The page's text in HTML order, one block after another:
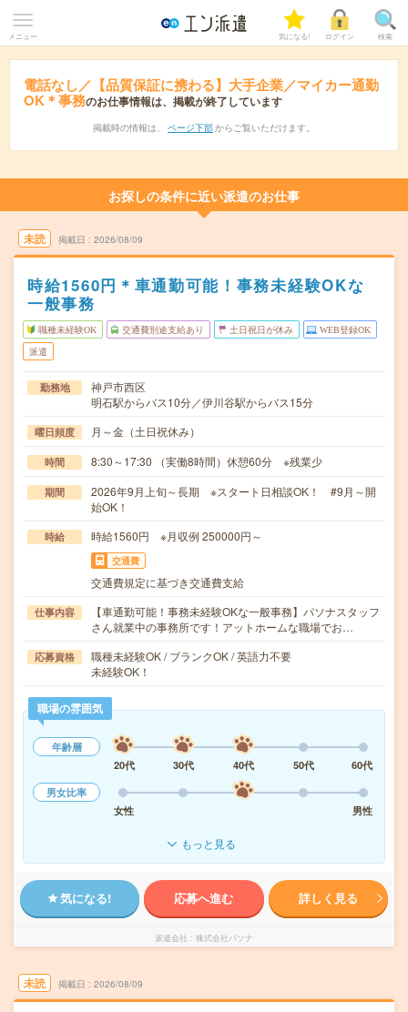
メニュー 気になる! ログイン 検索
電話なし／【品質保証に携わる】大手企業／マイカー通勤
OK＊事務のお仕事情報は、掲載が終了しています
掲載時の情報は、 ページ下部 からご覧いただけます。
お探しの条件に近い派遣のお仕事
未読 掲載日 2026/08/09
時給1560円＊車通勤可能！事務未経験OKな
一般事務
職種未経験OK 交通費別途支給あり 土日祝日が休み WEB登録OK
派遣
勤務地
神戸市西区
明石駅からバス10分／伊川谷駅からバス15分
曜日頻度 月～金（土日祝休み）
時間 8:30～17:30 （実働8時間）休憩60分 ※残業少
期間
2026年9月上旬～長期 ※スタート日相談OK！ #9月～開
始OK！
時給 時給1560円 ※月収例 250000円～
交通費
交通費規定に基づき交通費支給
仕事内容
【車通勤可能！事務未経験OKな一般事務】パソナスタッフ
さん就業中の事務所です！アットホームな職場でお…
応募資格
職種未経験OK / ブランクOK / 英語力不要
未経験OK！
職場の雰囲気
年齢層
20代
30代 40代 50代
60代
男女比率
女性
男性
もっと見る
気になる! 応募へ進む 詳しく見る
派遣会社 株式会社パソナ
未読 掲載日 2026/08/09